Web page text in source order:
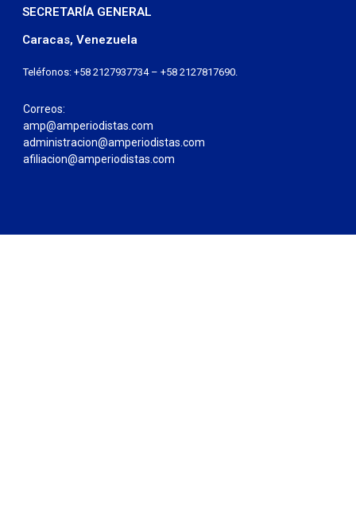
SECRETARÍA GENERAL
Caracas, Venezuela
Teléfonos: +58 2127937734 – +58 2127817690.
Correos:
amp@amperiodistas.com
administracion@amperiodistas.com
afiliacion@amperiodistas.com